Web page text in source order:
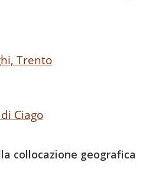
Trento
Ciago
collocazione geografica